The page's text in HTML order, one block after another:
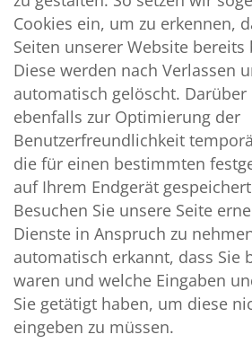
Cookies ein, um zu erkennen,
Seiten unserer Website bereits
Diese werden nach Verlassen
automatisch gelöscht.
ebenfalls zur Optimierung der
Benutzerfreundlichkeit
die für einen bestimmten
auf Ihrem Endgerät
Besuchen Sie unsere Seite
Dienste in Anspruch zu
automatisch erkannt, dass Sie
waren und welche Eingaben
Sie getätigt haben, um diese
eingeben zu müssen.